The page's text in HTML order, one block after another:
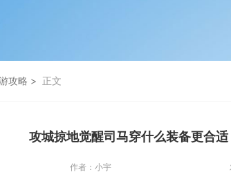
攻略 正文
攻城掠地觉醒司马穿什么装备更合适
作者： 小宇